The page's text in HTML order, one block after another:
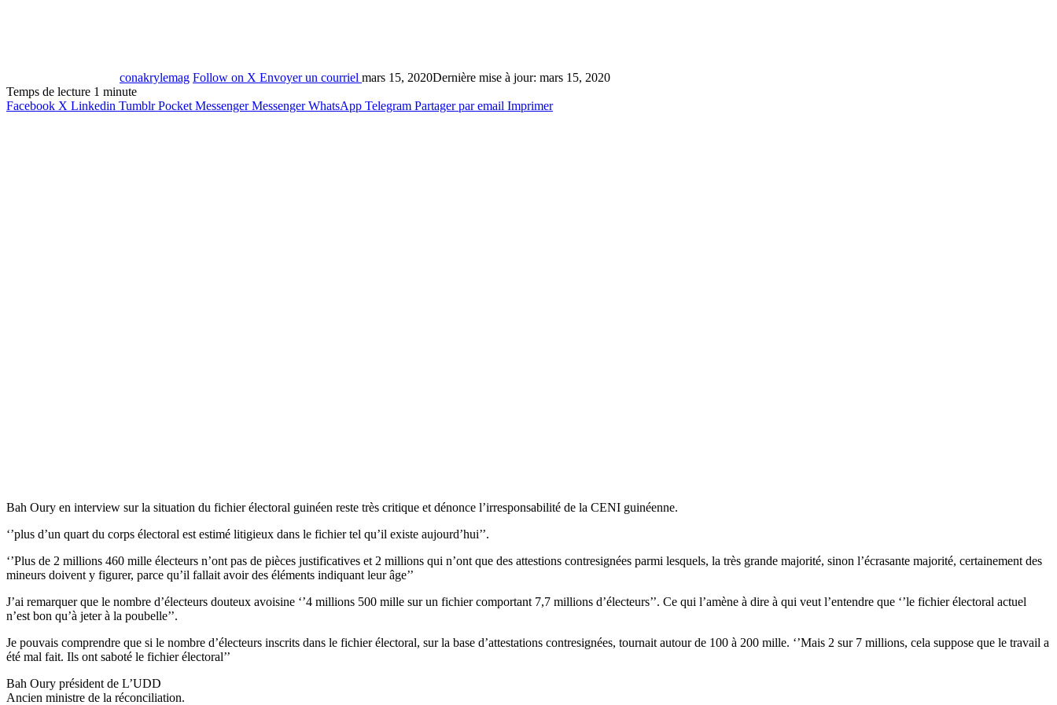
conakrylemag Follow on X Envoyer un courriel mars 15, 2020Dernière mise à jour: mars 15, 2020
Temps de lecture 1 minute
Facebook X Linkedin Tumblr Pocket Messenger Messenger WhatsApp Telegram Partager par email Imprimer
Bah Oury en interview sur la situation du fichier électoral guinéen reste très critique et dénonce l’irresponsabilité de la CENI guinéenne.
‘’plus d’un quart du corps électoral est estimé litigieux dans le fichier tel qu’il existe aujourd’hui’’.
‘’Plus de 2 millions 460 mille électeurs n’ont pas de pièces justificatives et 2 millions qui n’ont que des attestions contresignées parmi lesquels, la très grande majorité, sinon l’écrasante majorité, certainement des
mineurs doivent y figurer, parce qu’il fallait avoir des éléments indiquant leur âge’’
J’ai remarquer que le nombre d’électeurs douteux avoisine ‘’4 millions 500 mille sur un fichier comportant 7,7 millions d’électeurs’’. Ce qui l’amène à dire à qui veut l’entendre que ‘’le fichier électoral actuel
n’est bon qu’à jeter à la poubelle’’.
Je pouvais comprendre que si le nombre d’électeurs inscrits dans le fichier électoral, sur la base d’attestations contresignées, tournait autour de 100 à 200 mille. ‘’Mais 2 sur 7 millions, cela suppose que le travail a
été mal fait. Ils ont saboté le fichier électoral’’
Bah Oury président de L’UDD
Ancien ministre de la réconciliation.